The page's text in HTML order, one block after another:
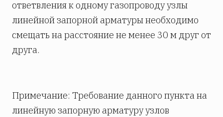
ответвления к одному газопроводу узлы
линейной запорной арматуры необходимо
смещать на расстояние не менее 30 м друг от
друга.
Примечание: Требование данного пункта на
линейную запорную арматуру узлов